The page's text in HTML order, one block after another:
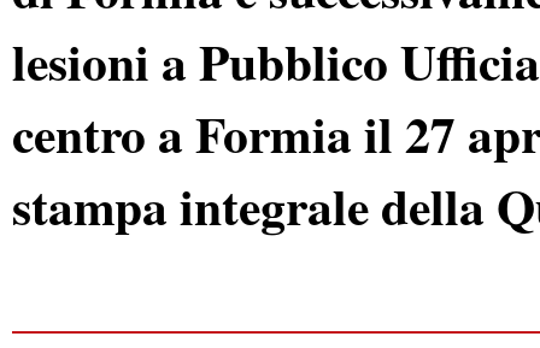
lesioni a Pubblico
centro a Formia il 27
stampa integrale della